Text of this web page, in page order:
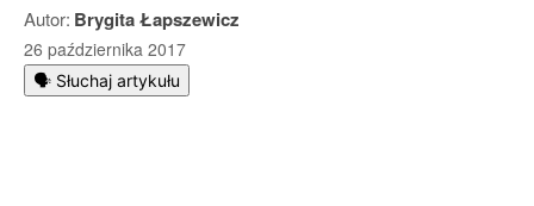
Autor: Brygita Łapszewicz
26 października 2017
🗣️ Słuchaj artykułu